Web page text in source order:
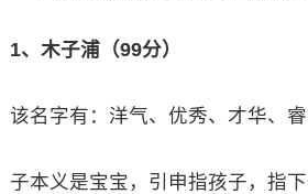
1、木子浦（99分）
该名字有：洋气、优秀、才华、
子本义是宝宝，引申指孩子，指